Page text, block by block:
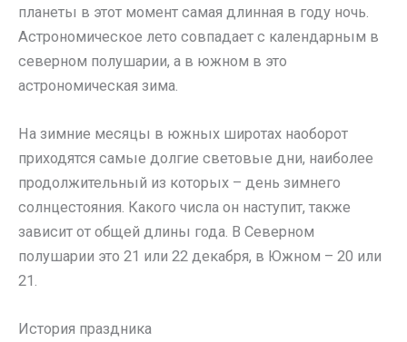
планеты в этот момент самая длинная в году ночь.
Астрономическое лето совпадает с календарным в
северном полушарии, а в южном в это
астрономическая зима.
На зимние месяцы в южных широтах наоборот
приходятся самые долгие световые дни, наиболее
продолжительный из которых – день зимнего
солнцестояния. Какого числа он наступит, также
зависит от общей длины года. В Северном
полушарии это 21 или 22 декабря, в Южном – 20 или
21.
История праздника